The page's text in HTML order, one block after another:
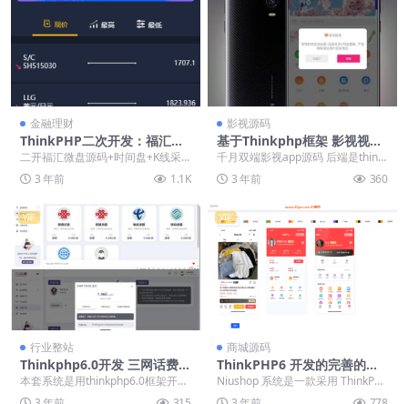
金融理财
ThinkPHP二次开发：福汇微
盘源码 + 时间盘 + K线采集 功
能强大
二开福汇微盘源码+时间盘+K线采
集，thinkphp内核开发的，简单搭
建了一下，...
3 年前 1.1K
影视源码
基于Thinkphp框架 影视视频
APP系统源码 千月影视APP源
码 前后端完美匹配 附带教程
千月双端影视app源码 后端是think
php
3 年前 360
VIP
行业整站
Thinkphp6.0开发 三网话费余
额查询系统源码 三网话费查询
系统源码 支持在线查询
本套系统是用thinkphp6.0框架开发
的，PHP需大于8.2，系统支持用户
VIP
商城源码
ThinkPHP6 开发的完善的多
端商城uni-app系统（网页+小
程序+H5）
Niushop 系统是一款采用 ThinkPH
P6 框架开发的完善电商系统。 它...